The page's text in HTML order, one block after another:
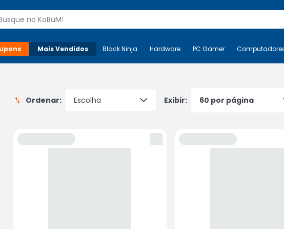
produtos
Mais Vendidos Mais-v- Black Ninja Hardware PC Gamer
Black Ninja Hardware PC Gamer
Ordenar: Exibir: